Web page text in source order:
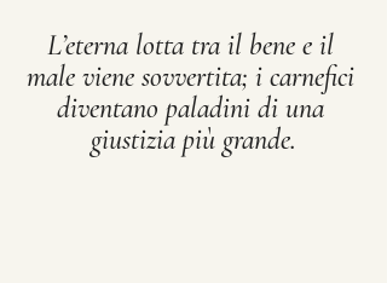
L’eterna lotta tra il bene e il
male viene sovvertita; i carnefici
diventano paladini di una
giustizia più grande.